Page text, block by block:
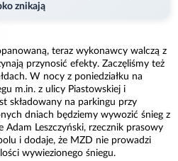
znikają
teraz wykonawcy walczą z
przynosić efekty. Zaczęliśmy też
W nocy z poniedziałku na
m.in. z ulicy Piastowskiej i
składowany na parkingu przy
dniach będziemy wywozić śnieg z
Leszczyński, rzecznik prasowy
i dodaje, że MZD nie prowadzi
wywiezionego śniegu.